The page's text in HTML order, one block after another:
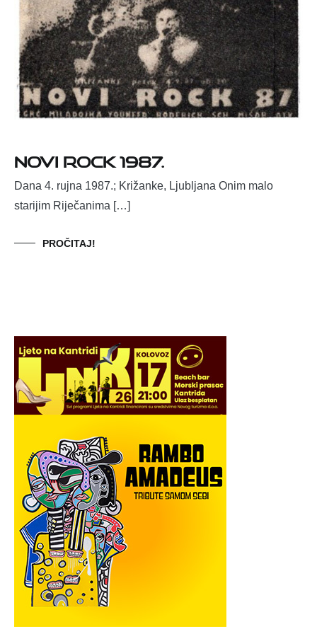
Novi Rock 1987.
Dana 4. rujna 1987.; Križanke, Ljubljana Onim malo
starijim Riječanima […]
PROČITAJ!